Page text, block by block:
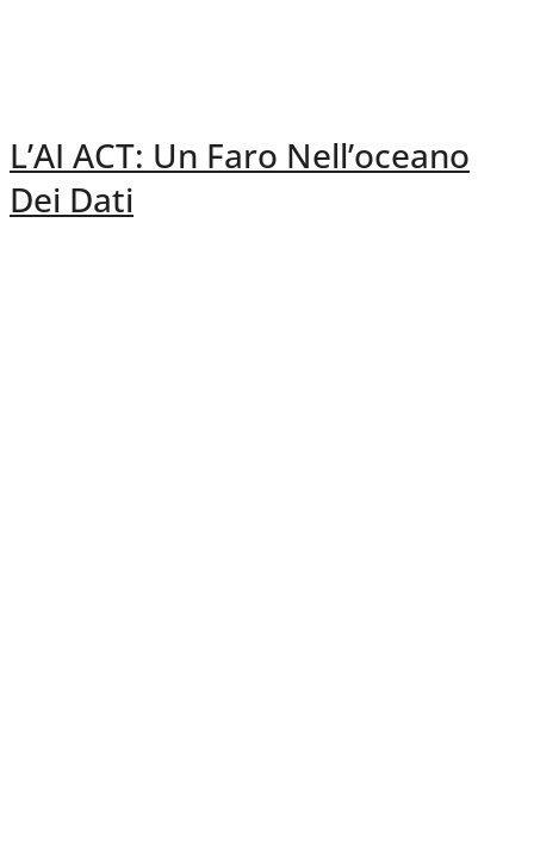
L’AI ACT: Un Faro Nell’oceano
Dei Dati